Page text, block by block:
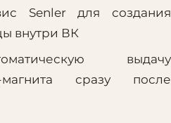
Senler для создания
внутри ВК
выдачу
магнита сразу после